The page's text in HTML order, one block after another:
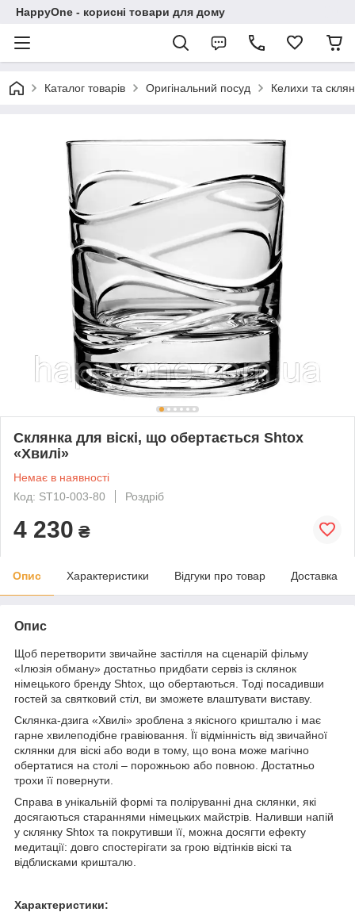
HappyOne - корисні товари для дому
Каталог товарів Оригінальний посуд Келихи та
Склянка для віскі, що обертається Shtox
«Хвилі»
Немає в наявності
Код: ST10-003-80
Роздріб
4 230 ₴
Опис Характеристики Відгуки про товар Доставка
Опис
Щоб перетворити звичайне застілля на сценарій фільму
«Ілюзія обману» достатньо придбати сервіз із склянок
німецького бренду Shtox, що обертаються. Тоді посадивши
гостей за святковий стіл, ви зможете влаштувати виставу.
Склянка-дзига «Хвилі» зроблена з якісного кришталю і має
гарне хвилеподібне гравіювання. Її відмінність від звичайної
склянки для віскі або води в тому, що вона може магічно
обертатися на столі – порожньою або повною. Достатньо
трохи її повернути.
Справа в унікальній формі та поліруванні дна склянки, які
досягаються стараннями німецьких майстрів. Наливши напій
у склянку Shtox та покрутивши її, можна досягти ефекту
медитації: довго спостерігати за грою відтінків віскі та
відблисками кришталю.
Характеристики: